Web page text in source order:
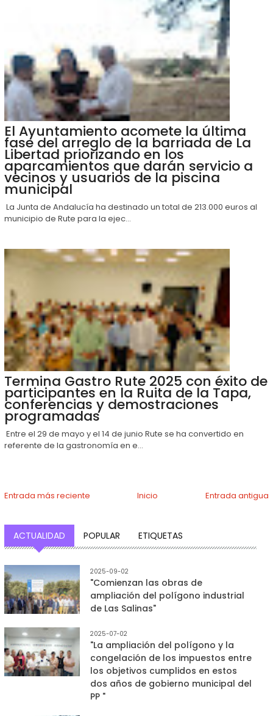
El Ayuntamiento acomete la última
fase del arreglo de la barriada de La
Libertad priorizando en los
aparcamientos que darán servicio a
vecinos y usuarios de la piscina
municipal
La Junta de Andalucía ha destinado un total de 213.000 euros al
municipio de Rute para la ejec...
Termina Gastro Rute 2025 con éxito de
participantes en la Ruita de la Tapa,
conferencias y demostraciones
programadas
Entre el 29 de mayo y el 14 de junio Rute se ha convertido en
referente de la gastronomía en e...
Entrada más reciente Entrada antigua
Inicio
ACTUALIDAD POPULAR ETIQUETAS
2025-09-02
"Comienzan las obras de
ampliación del polígono industrial
de Las Salinas"
2025-07-02
"La ampliación del polígono y la
congelación de los impuestos entre
los objetivos cumplidos en estos
dos años de gobierno municipal del
PP "